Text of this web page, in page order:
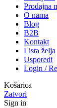
Prodajna
O nama
Blog
B2B
Kontakt
Lista želja
Usporedi
Login /
Košarica
Zatvori
Sign in